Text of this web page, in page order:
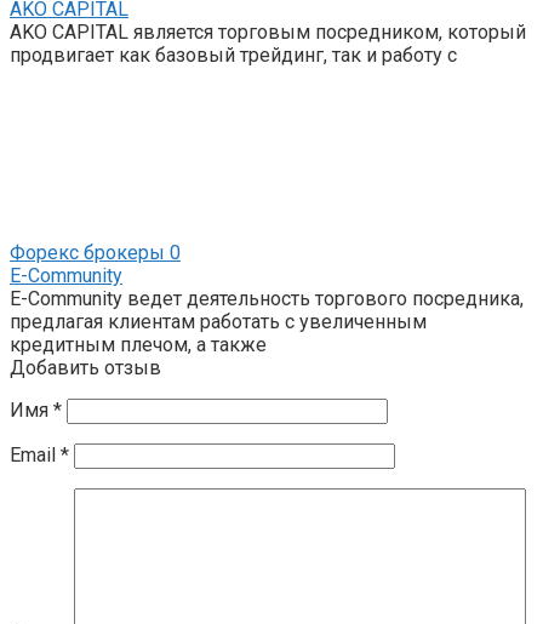
AKO CAPITAL
AKO CAPITAL является торговым посредником, который
продвигает как базовый трейдинг, так и работу с
Форекс брокеры 0
E-Community
E-Community ведет деятельность торгового посредника,
предлагая клиентам работать с увеличенным
кредитным плечом, а также
Добавить отзыв
Имя *
Email *